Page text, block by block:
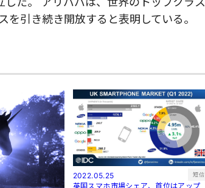
引き続き開放すると表明している。
2022.05.25 短信
英国スマホ市場シェア、首位はアップ